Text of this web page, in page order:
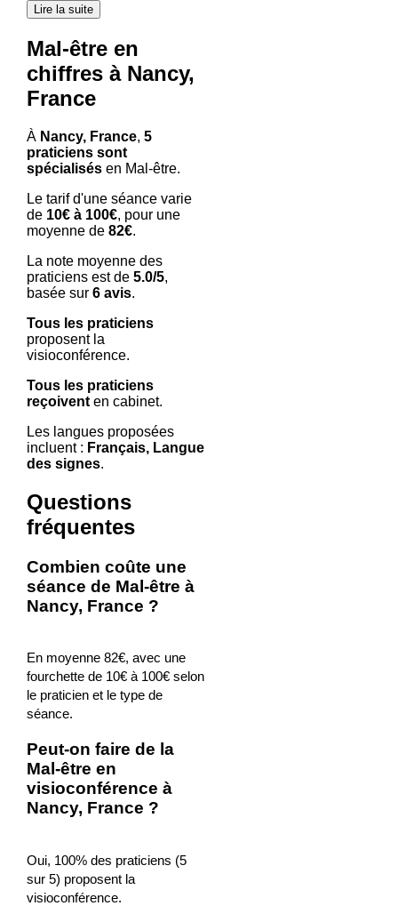
Lire la suite
Mal-être en
chiffres à Nancy,
France
À Nancy, France, 5
praticiens sont
spécialisésen Mal-être.
Le tarif d'une séance varie
de 10€ à 100€, pour une
moyenne de 82€.
La note moyenne des
praticiens est de 5.0/5,
basée sur 6 avis.
Tous les praticiens
proposent la
visioconférence.
Tous les praticiens
reçoiventen cabinet.
Les langues proposées
incluent : Français, Langue
des signes.
Questions
fréquentes
Combien coûte une
séance de Mal-être à
Nancy, France ?
En moyenne 82€, avec une
fourchette de 10€ à 100€ selon
le praticien et le type de
séance.
Peut-on faire de la
Mal-être en
visioconférence à
Nancy, France ?
Oui, 100% des praticiens (5
sur 5) proposent la
visioconférence.